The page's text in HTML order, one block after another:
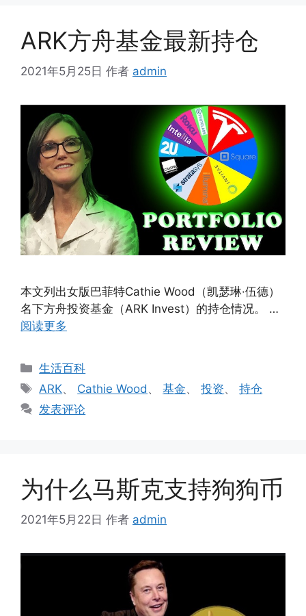
ARK方舟基金最新持仓
2021年5月25日 作者 admin
本文列出女版巴菲特Cathie Wood（凯瑟琳·伍德）
名下方舟投资基金（ARK Invest）的持仓情况。 …
阅读更多
分
类
生活百科
标
签
ARK、 Cathie Wood 、基金、投资、持仓
发表评论
为什么马斯克支持狗狗币
2021年5月22日 作者 admin